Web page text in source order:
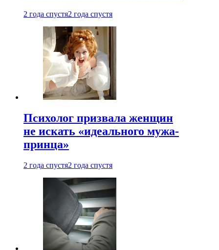
2 года спустя2 года спустя
Психолог призвала женщин
не искать «идеального мужа-
принца»
2 года спустя2 года спустя